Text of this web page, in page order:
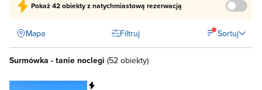
Pokaż42 obiektyz natychmiastową rezerwacją
Mapa Filtruj Sortuj
Surmówka - tanie noclegi (52 obiekty)